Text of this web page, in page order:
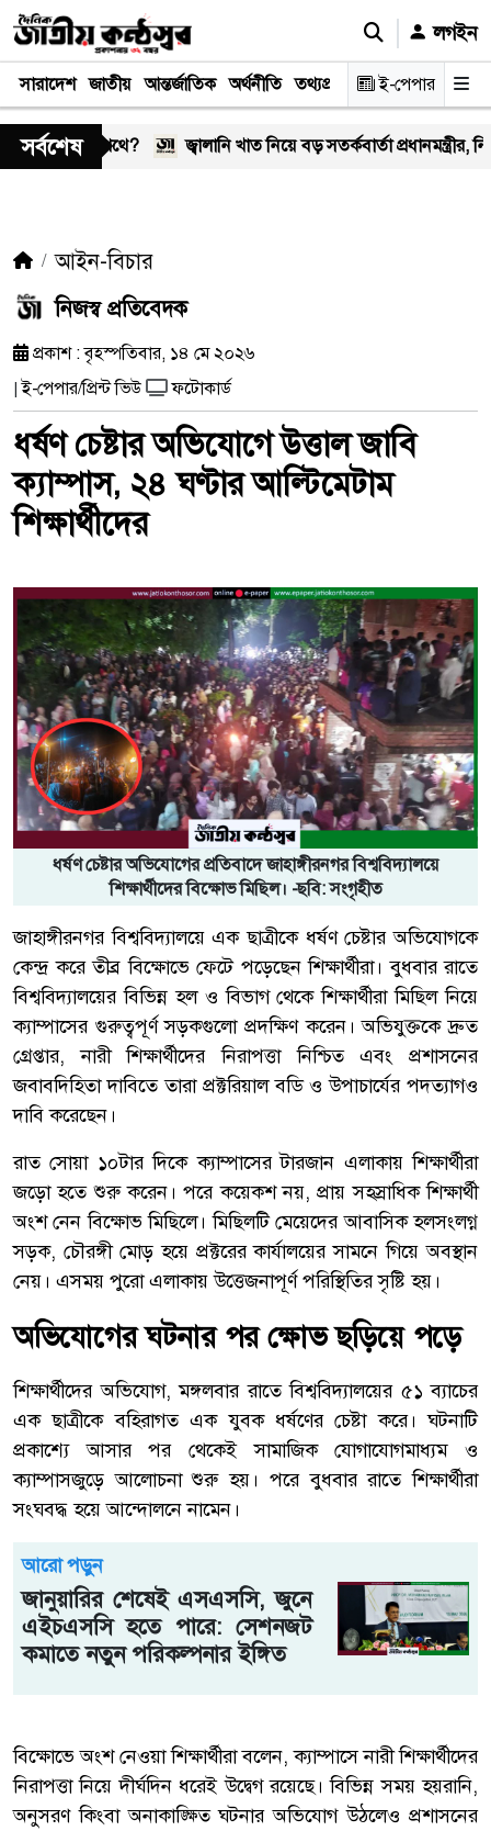
লগইন
সারাদেশ জাতীয় আন্তর্জাতিক অর্থনীতি তথ্যপ্রযুক্তি স্বাস্থ্য আইন-
ই-পেপার
সর্বশেষ
পথে? জ্বালানি খাত নিয়ে বড় সতর্কবার্তা প্রধানমন্ত্রীর, নিয়োগ হবে ১
আইন-বিচার
নিজস্ব প্রতিবেদক
প্রকাশ : বৃহস্পতিবার, ১৪ মে ২০২৬
| ই-পেপার/প্রিন্ট ভিউ ফটোকার্ড
ধর্ষণ চেষ্টার অভিযোগে উত্তাল জাবি
ক্যাম্পাস, ২৪ ঘণ্টার আল্টিমেটাম
শিক্ষার্থীদের
ধর্ষণ চেষ্টার অভিযোগের প্রতিবাদে জাহাঙ্গীরনগর বিশ্ববিদ্যালয়ে
শিক্ষার্থীদের বিক্ষোভ মিছিল। -ছবি: সংগৃহীত
জাহাঙ্গীরনগর বিশ্ববিদ্যালয়ে এক ছাত্রীকে ধর্ষণ চেষ্টার অভিযোগকে
কেন্দ্র করে তীব্র বিক্ষোভে ফেটে পড়েছেন শিক্ষার্থীরা। বুধবার রাতে
বিশ্ববিদ্যালয়ের বিভিন্ন হল ও বিভাগ থেকে শিক্ষার্থীরা মিছিল নিয়ে
ক্যাম্পাসের গুরুত্বপূর্ণ সড়কগুলো প্রদক্ষিণ করেন। অভিযুক্তকে দ্রুত
গ্রেপ্তার, নারী শিক্ষার্থীদের নিরাপত্তা নিশ্চিত এবং প্রশাসনের
জবাবদিহিতা দাবিতে তারা প্রক্টরিয়াল বডি ও উপাচার্যের পদত্যাগও
দাবি করেছেন।
রাত সোয়া ১০টার দিকে ক্যাম্পাসের টারজান এলাকায় শিক্ষার্থীরা
জড়ো হতে শুরু করেন। পরে কয়েকশ নয়, প্রায় সহস্রাধিক শিক্ষার্থী
অংশ নেন বিক্ষোভ মিছিলে। মিছিলটি মেয়েদের আবাসিক হলসংলগ্ন
সড়ক, চৌরঙ্গী মোড় হয়ে প্রক্টরের কার্যালয়ের সামনে গিয়ে অবস্থান
নেয়। এসময় পুরো এলাকায় উত্তেজনাপূর্ণ পরিস্থিতির সৃষ্টি হয়।
অভিযোগের ঘটনার পর ক্ষোভ ছড়িয়ে পড়ে
শিক্ষার্থীদের অভিযোগ, মঙ্গলবার রাতে বিশ্ববিদ্যালয়ের ৫১ ব্যাচের
এক ছাত্রীকে বহিরাগত এক যুবক ধর্ষণের চেষ্টা করে। ঘটনাটি
প্রকাশ্যে আসার পর থেকেই সামাজিক যোগাযোগমাধ্যম ও
ক্যাম্পাসজুড়ে আলোচনা শুরু হয়। পরে বুধবার রাতে শিক্ষার্থীরা
সংঘবদ্ধ হয়ে আন্দোলনে নামেন।
আরো পড়ুন
জানুয়ারির শেষেই এসএসসি, জুনে
এইচএসসি হতে পারে: সেশনজট
কমাতে নতুন পরিকল্পনার ইঙ্গিত
বিক্ষোভে অংশ নেওয়া শিক্ষার্থীরা বলেন, ক্যাম্পাসে নারী শিক্ষার্থীদের
নিরাপত্তা নিয়ে দীর্ঘদিন ধরেই উদ্বেগ রয়েছে। বিভিন্ন সময় হয়রানি,
অনুসরণ কিংবা অনাকাঙ্ক্ষিত ঘটনার অভিযোগ উঠলেও প্রশাসনের